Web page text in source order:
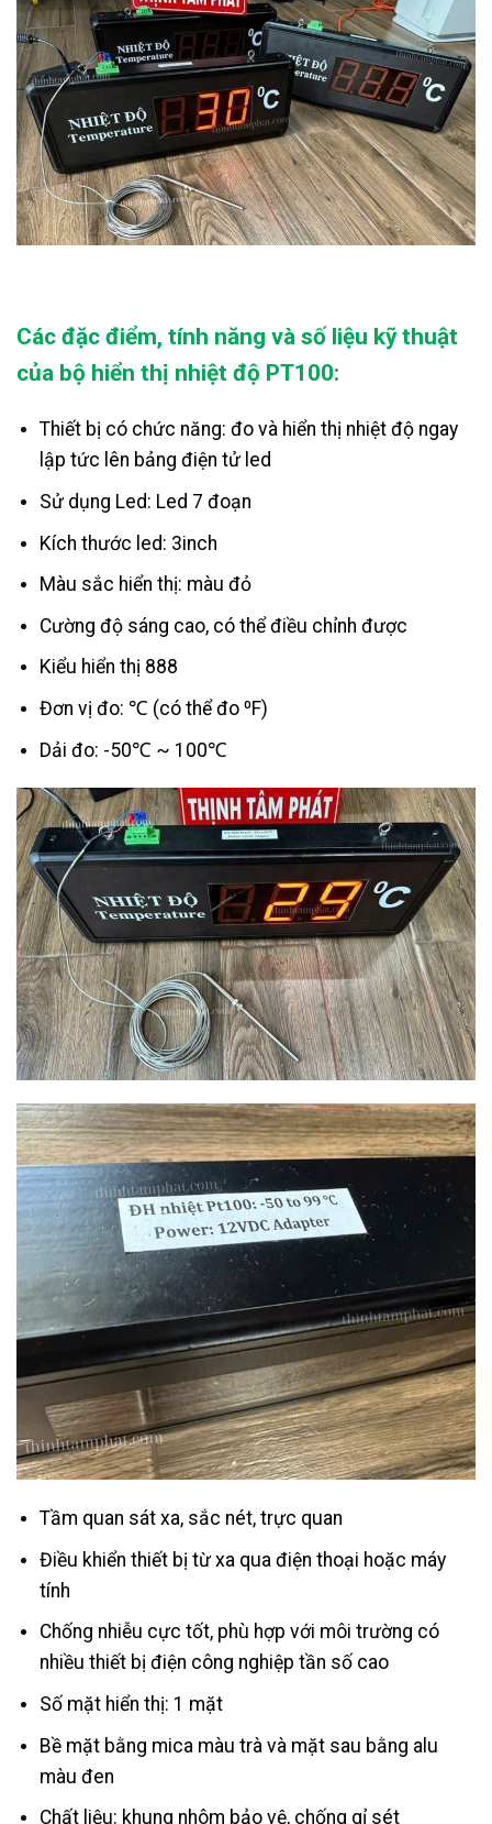
Các đặc điểm, tính năng và số liệu kỹ thuật
của bộ hiển thị nhiệt độ PT100:
Thiết bị có chức năng: đo và hiển thị nhiệt độ ngay
lập tức lên bảng điện tử led
Sử dụng Led: Led 7 đoạn
Kích thước led: 3inch
Màu sắc hiển thị: màu đỏ
Cường độ sáng cao, có thể điều chỉnh được
Kiểu hiển thị 888
Đơn vị đo: ℃ (có thể đo ⁰F)
Dải đo: -50℃ ~ 100℃
Tầm quan sát xa, sắc nét, trực quan
Điều khiển thiết bị từ xa qua điện thoại hoặc máy
tính
Chống nhiễu cực tốt, phù hợp với môi trường có
nhiều thiết bị điện công nghiệp tần số cao
Số mặt hiển thị: 1 mặt
Bề mặt bằng mica màu trà và mặt sau bằng alu
màu đen
Chất liệu: khung nhôm bảo vệ, chống gỉ sét